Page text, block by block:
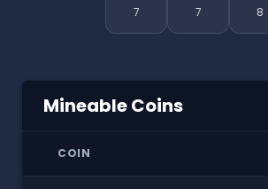
7 7 8
Mineable Coins
COIN